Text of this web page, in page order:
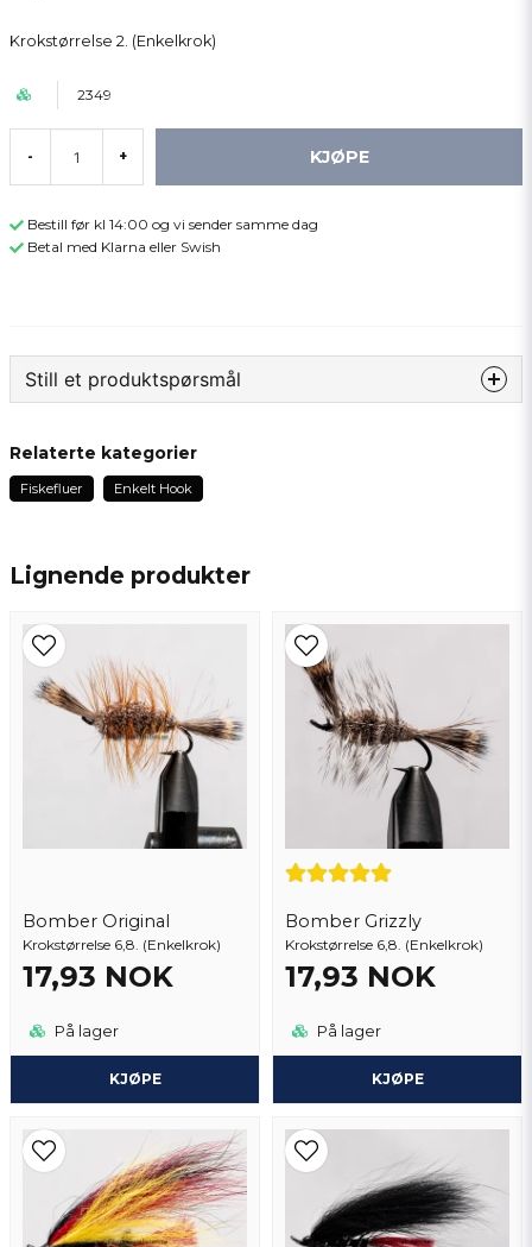
Krokstørrelse 2. (Enkelkrok)
2349
- + KJØPE
Bestill før kl 14:00 og vi sender samme dag
Betal med Klarna eller Swish
Lignende produkter
Bomber Original
Krokstørrelse 6,8. (Enkelkrok)
17,93 NOK
På lager
KJØPE
Bomber Grizzly
Krokstørrelse 6,8. (Enkelkrok)
17,93 NOK
På lager
KJØPE
Still et produktspørsmål
Spør oss om noe om dette produktet...
Navn
email
Epostadresse
Ja, du kan publisere spørsmålet mitt
Send spørsmål
Relaterte kategorier
Fiskefluer Enkelt Hook